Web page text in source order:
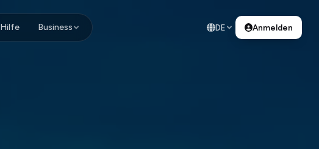
Hilfe Business DE Anmelden